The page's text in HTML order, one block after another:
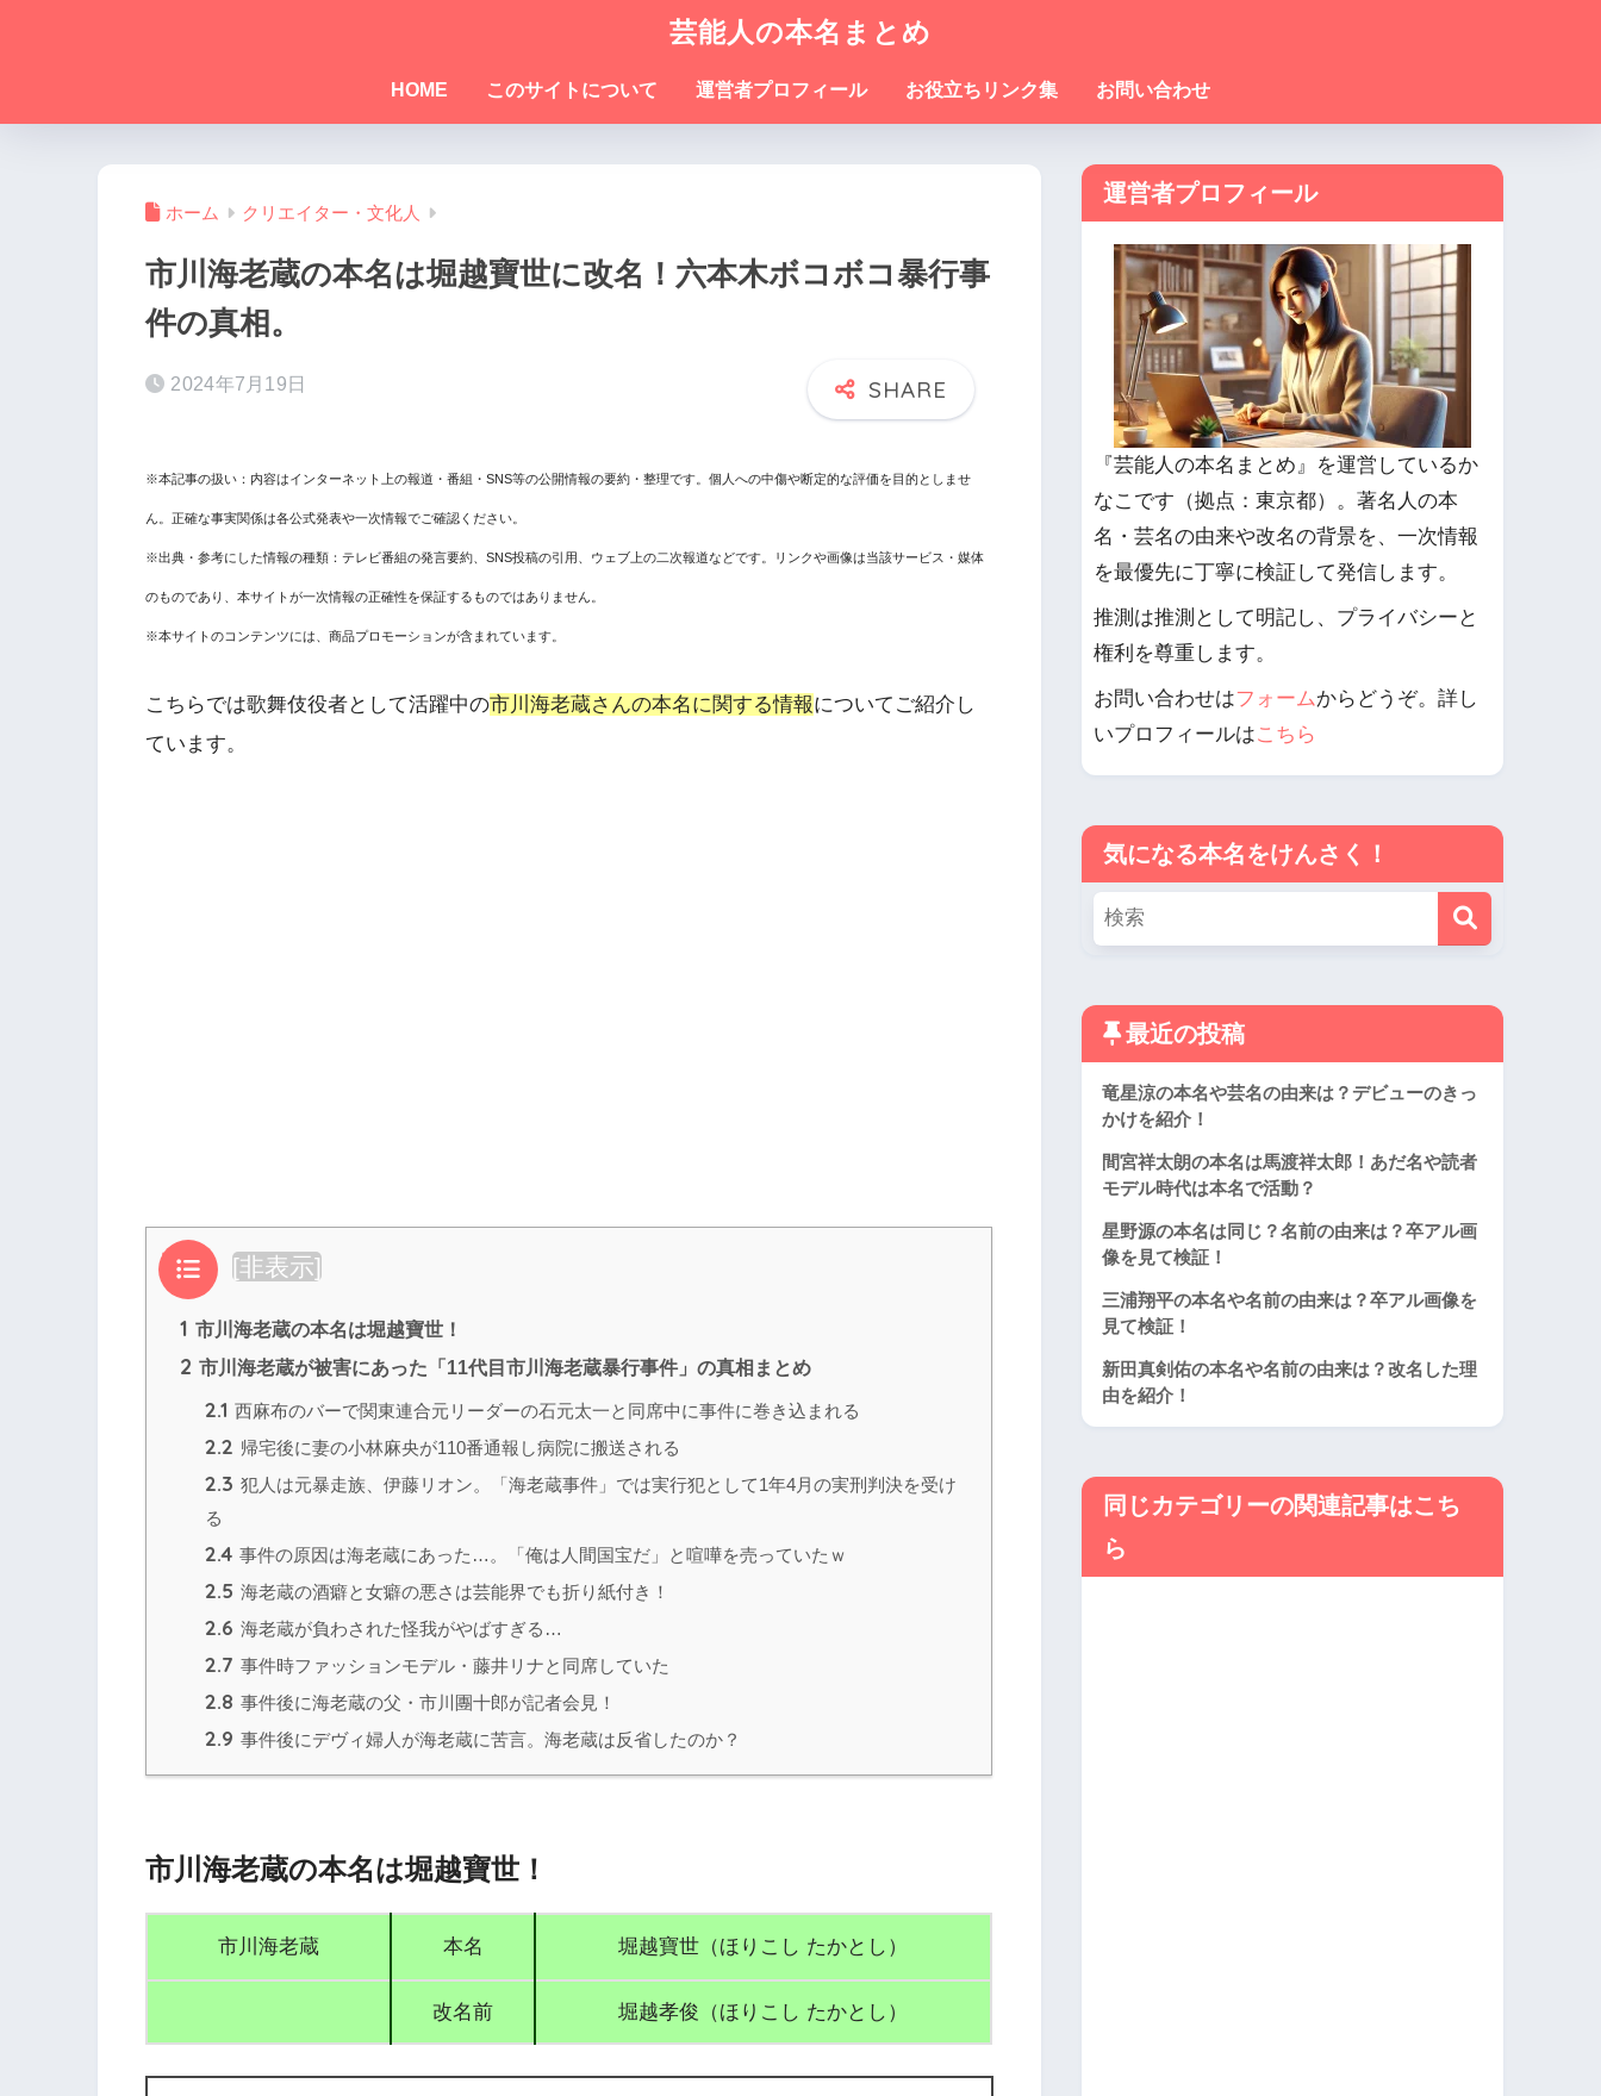
芸能人の本名まとめ
HOME このサイトについて 運営者プロフィール お役立ちリンク集 お問い合わせ
ホーム クリエイター・文化人
市川海老蔵の本名は堀越寶世に改名！六本木ボコボコ暴行事
件の真相。
2024年7月19日
※本記事の扱い：内容はインターネット上の報道・番組・SNS等の公開情報の要約・整理です。個人への中傷や断定的な評価を目的としませ
ん。正確な事実関係は各公式発表や一次情報でご確認ください。
※出典・参考にした情報の種類：テレビ番組の発言要約、SNS投稿の引用、ウェブ上の二次報道などです。リンクや画像は当該サービス・媒体
のものであり、本サイトが一次情報の正確性を保証するものではありません。
※本サイトのコンテンツには、商品プロモーションが含まれています。
こちらでは歌舞伎役者として活躍中の市川海老蔵さんの本名に関する情報についてご紹介し
ています。
目次 [非表示]
1 市川海老蔵の本名は堀越寶世！
2 市川海老蔵が被害にあった「11代目市川海老蔵暴行事件」の真相まとめ
2.1 西麻布のバーで関東連合元リーダーの石元太一と同席中に事件に巻き込まれる
2.2 帰宅後に妻の小林麻央が110番通報し病院に搬送される
2.3 犯人は元暴走族、伊藤リオン。「海老蔵事件」では実行犯として1年4月の実刑判決を受け
る
2.4 事件の原因は海老蔵にあった…。「俺は人間国宝だ」と喧嘩を売っていたｗ
2.5 海老蔵の酒癖と女癖の悪さは芸能界でも折り紙付き！
2.6 海老蔵が負わされた怪我がやばすぎる…
2.7 事件時ファッションモデル・藤井リナと同席していた
2.8 事件後に海老蔵の父・市川團十郎が記者会見！
2.9 事件後にデヴィ婦人が海老蔵に苦言。海老蔵は反省したのか？
市川海老蔵の本名は堀越寶世！
市川海老蔵 本名 堀越寶世（ほりこし たかとし）
改名前 堀越孝俊（ほりこし たかとし）
運営者プロフィール
『芸能人の本名まとめ』を運営しているか
なこです（拠点：東京都）。著名人の本
名・芸名の由来や改名の背景を、一次情報
を最優先に丁寧に検証して発信します。
推測は推測として明記し、プライバシーと
権利を尊重します。
お問い合わせはフォームからどうぞ。詳し
いプロフィールはこちら
気になる本名をけんさく！
最近の投稿
竜星涼の本名や芸名の由来は？デビューのきっ
かけを紹介！
間宮祥太朗の本名は馬渡祥太郎！あだ名や読者
モデル時代は本名で活動？
星野源の本名は同じ？名前の由来は？卒アル画
像を見て検証！
三浦翔平の本名や名前の由来は？卒アル画像を
見て検証！
新田真剣佑の本名や名前の由来は？改名した理
由を紹介！
同じカテゴリーの関連記事はこち
ら